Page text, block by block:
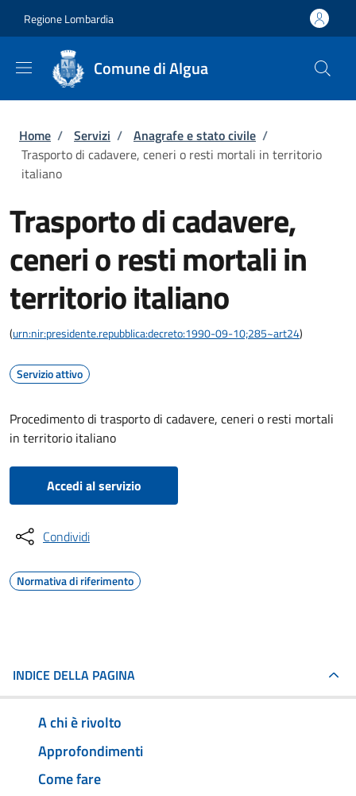
Regione Lombardia
Comune di Algua
Briciole di pane
Home / Servizi / Anagrafe e stato civile /
Trasporto di cadavere, ceneri o resti mortali in territorio
italiano
Trasporto di cadavere,
ceneri o resti mortali in
territorio italiano
(urn:nir:presidente.repubblica:decreto:1990-09-10;285~art24)
Servizio attivo
Procedimento di trasporto di cadavere, ceneri o resti mortali
in territorio italiano
Accedi al servizio
Condividi
Normativa di riferimento
INDICE DELLA PAGINA
A chi è rivolto
Approfondimenti
Come fare